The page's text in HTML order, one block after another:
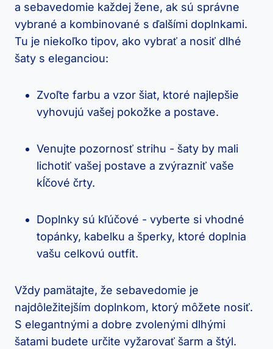
a sebavedomie každej žene, ak ⁢sú správne
vybrané a kombinované s ďalšími doplnkami.
Tu je niekoľko tipov, ako vybrať a nosiť dlhé
šaty s ⁤eleganciou:
Zvoľte farbu a‌ vzor‍ šiat, ktoré najlepšie
⁢vyhovujú ‍vašej pokožke ⁢a postave.
Venujte pozornosť strihu⁤ -⁣ šaty by mali
lichotiť vašej postave a zvýrazniť vaše
kĺčové ⁣črty.
Doplnky sú kľúčové -⁣ vyberte si vhodné
topánky, kabelku‌ a šperky, ⁤ktoré⁢ doplnia
vašu celkovú outfit.
Vždy pamätajte, že sebavedomie je
najdôležitejším doplnkom,⁣ ktorý môžete nosiť.
S elegantnými a dobre zvolenými dlhými
šatami budete určite vyžarovať šarm a štýl.